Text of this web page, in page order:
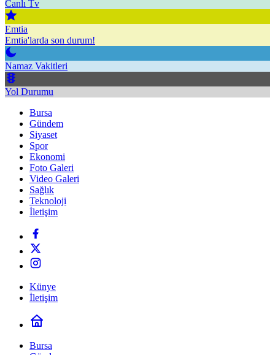
Canlı Tv
Emtia
Emtia'larda son durum!
Namaz Vakitleri
Yol Durumu
Bursa
Gündem
Siyaset
Spor
Ekonomi
Foto Galeri
Video Galeri
Sağlık
Teknoloji
İletişim
Künye
İletişim
Bursa